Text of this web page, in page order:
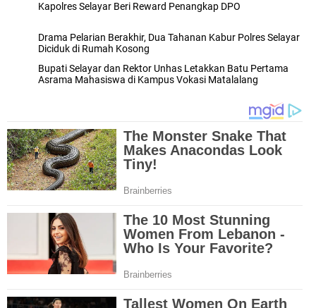
Kapolres Selayar Beri Reward Penangkap DPO
Drama Pelarian Berakhir, Dua Tahanan Kabur Polres Selayar
Diciduk di Rumah Kosong
Bupati Selayar dan Rektor Unhas Letakkan Batu Pertama
Asrama Mahasiswa di Kampus Vokasi Matalalang